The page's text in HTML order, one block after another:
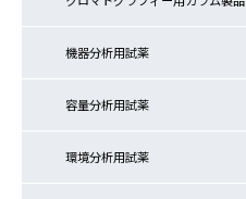
機器分析用試薬
容量分析用試薬
環境分析用試薬